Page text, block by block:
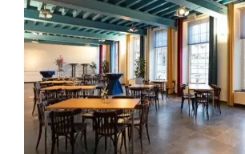
De
tot 30 personen tot 40 personen
tot
tot 60 personen tot 80 personen
personen